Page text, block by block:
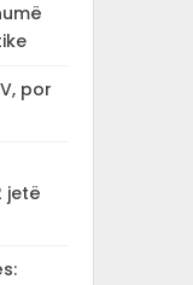
por
jetë